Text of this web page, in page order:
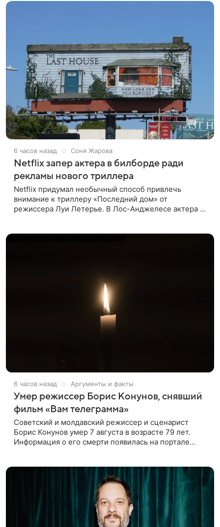
6 часов назад Соня Жарова
Netflix запер актера в билборде ради
рекламы нового триллера
Netflix придумал необычный способ привлечь
внимание к триллеру «Последний дом» от
режиссера Луи Летерье. В Лос-Анджелесе актера на
6 часов назад Аргументы и факты
Умер режиссер Борис Конунов, снявший
фильм «Вам телеграмма»
Советский и молдавский режиссер и сценарист
Борис Конунов умер 7 августа в возрасте 79 лет.
Информация о его смерти появилась на портале